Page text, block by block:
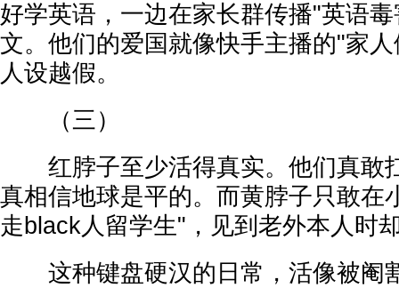
好学英语，一边在家长群传播"英语
文。他们的爱国就像快手主播的"家
人设越假。
（三）
红脖子至少活得真实。他们真敢
真相信地球是平的。而黄脖子只敢在
走black人留学生"，见到老外本人时
这种键盘硬汉的日常，活像被阉